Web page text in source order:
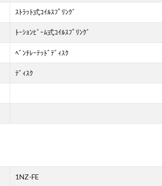
ｽﾄﾗｯﾄ式ｺｲﾙｽﾌﾟﾘﾝｸﾞ
ﾄｰｼｮﾝﾋﾞｰﾑ式ｺｲﾙｽﾌﾟﾘﾝｸﾞ
ﾍﾞﾝﾁﾚｰﾃｯﾄﾞﾃﾞｨｽｸ
ﾃﾞｨｽｸ
1NZ-FE